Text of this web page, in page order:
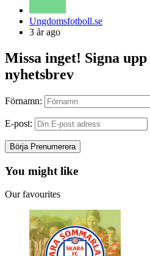
Posted
by
Ungdomsfotboll.se
3 år ago
Missa inget! Signa
nyhetsbrev
Förnamn:
E-post:
You might like
Our favourites